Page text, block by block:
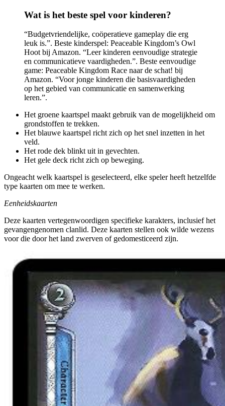
Wat is het beste spel voor kinderen?
“Budgetvriendelijke, coöperatieve gameplay die erg
leuk is.”. Beste kinderspel: Peaceable Kingdom’s Owl
Hoot bij Amazon. “Leer kinderen eenvoudige strategie
en communicatieve vaardigheden.”. Beste eenvoudige
game: Peaceable Kingdom Race naar de schat! bij
Amazon. “Voor jonge kinderen die basisvaardigheden
op het gebied van communicatie en samenwerking
leren.”.
Het groene kaartspel maakt gebruik van de mogelijkheid om
grondstoffen te trekken.
Het blauwe kaartspel richt zich op het snel inzetten in het
veld.
Het rode dek blinkt uit in gevechten.
Het gele deck richt zich op beweging.
Ongeacht welk kaartspel is geselecteerd, elke speler heeft hetzelfde
type kaarten om mee te werken.
Eenheidskaarten
Deze kaarten vertegenwoordigen specifieke karakters, inclusief het
gevangengenomen clanlid. Deze kaarten stellen ook wilde wezens
voor die door het land zwerven of gedomesticeerd zijn.